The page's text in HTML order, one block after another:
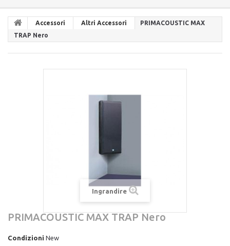
Accessori Altri Accessori
PRIMACOUSTIC MAX
TRAP Nero
Ingrandire
PRIMACOUSTIC MAX TRAP Nero
Condizioni New